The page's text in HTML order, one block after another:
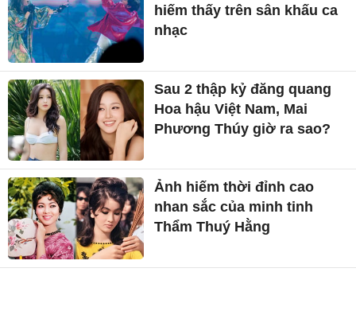
hiếm thấy trên sân khấu ca
nhạc
Sau 2 thập kỷ đăng quang
Hoa hậu Việt Nam, Mai
Phương Thúy giờ ra sao?
Ảnh hiếm thời đỉnh cao
nhan sắc của minh tinh
Thẩm Thuý Hằng